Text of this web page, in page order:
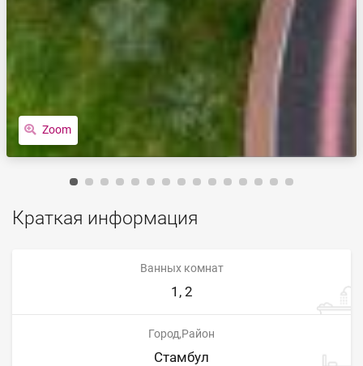
Zoom
Краткая информация
Ванных комнат
1, 2
Город,Район
Стамбул